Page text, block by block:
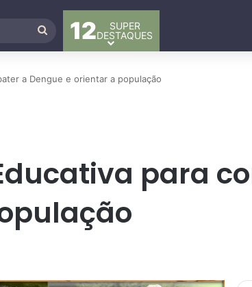
Procurar
por
12
SUPER
DESTAQUES
a Dengue e orientar a população
para